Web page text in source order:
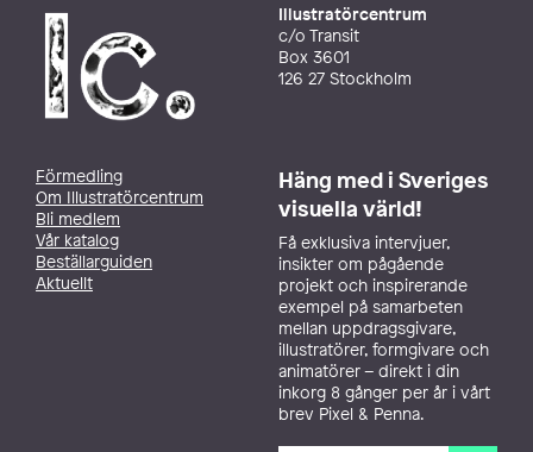
Illustratörcentrum
c/o Transit
Box 3601
126 27 Stockholm
Förmedling
Om Illustratörcentrum
Bli medlem
Vår katalog
Beställarguiden
Aktuellt
Häng med i Sveriges
visuella värld!
Få exklusiva intervjuer,
insikter om pågående
projekt och inspirerande
exempel på samarbeten
mellan uppdragsgivare,
illustratörer, formgivare och
animatörer – direkt i din
inkorg 8 gånger per år i vårt
brev Pixel & Penna.